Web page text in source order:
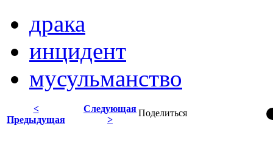
драка
инцидент
мусульманство
Поделиться
<
Предыдущая
Следующая
>